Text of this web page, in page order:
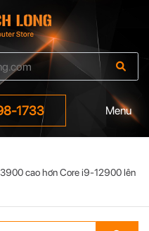
1733 Menu
cao hơn Core i9-12900 lên